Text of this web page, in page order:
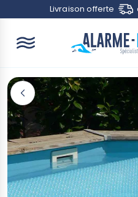
Contactez-nousLivraison offerte